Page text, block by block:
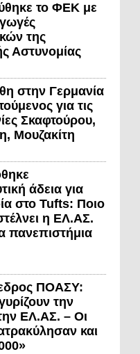
το ΦΕΚ με
της
Αστυνομίας
στην Γερμανία
για τις
Σκαφτούρου,
Μουζακίτη
άδεια για
στο Tufts: Ποιο
η ΕΛ.ΑΣ.
πανεπιστήμια
ΠΟΑΣΥ:
την
ΕΛ.ΑΣ. – Οι
και